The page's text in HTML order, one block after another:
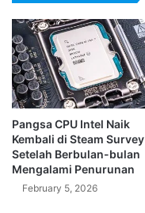
Pangsa CPU Intel Naik
Kembali di Steam Survey
Setelah Berbulan-bulan
Mengalami Penurunan
February 5, 2026